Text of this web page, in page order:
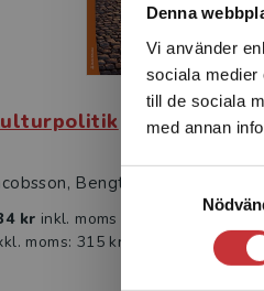
Denna
Vi använder
sociala medier
till de sociala
med annan
Samtyckesval
Bengt
kr inkl. moms
moms: 315 kr